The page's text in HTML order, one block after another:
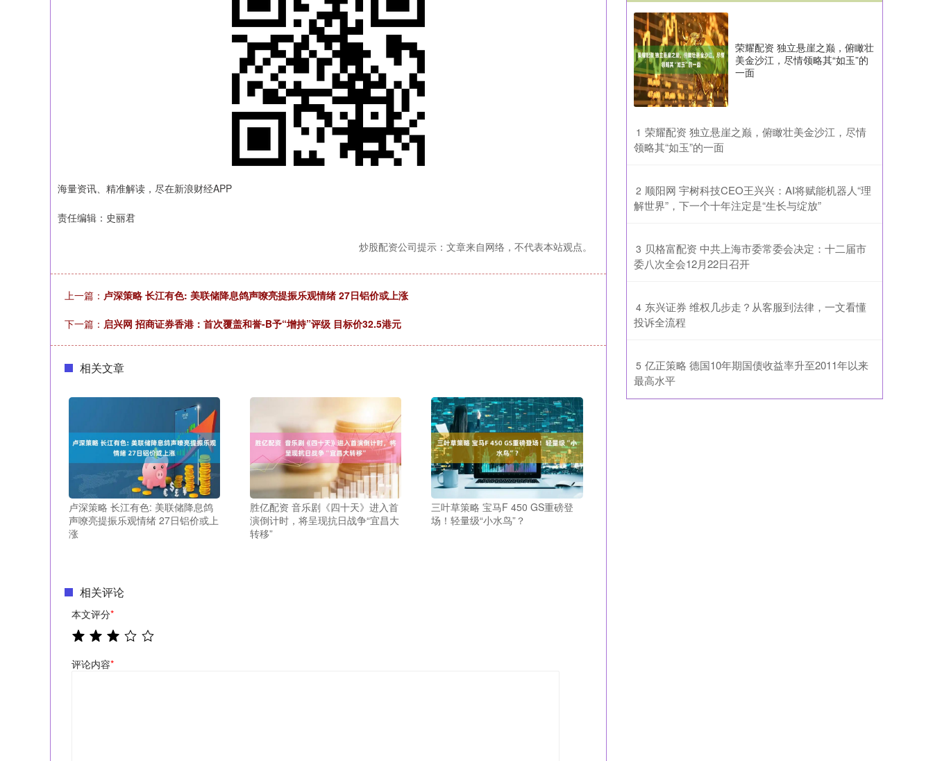
海量资讯、精准解读，尽在新浪财经APP
责任编辑：史丽君
炒股配资公司提示：文章来自网络，不代表本站观点。
上一篇： 卢深策略 长江有色: 美联储降息鸽声嘹亮提振乐观情绪 27日铝价或上涨
下一篇： 启兴网 招商证券香港：首次覆盖和誉-B予“增持”评级 目标价32.5港元
相关文章
卢深策略 长江有色: 美联储降息鸽
声嘹亮提振乐观情绪 27日铝价或上
涨
胜亿配资 音乐剧《四十天》进入首
演倒计时，将呈现抗日战争“宜昌大
转移”
三叶草策略 宝马F 450 GS重磅登
场！轻量级“小水鸟”？
相关评论
本文评分*
评论内容*
荣耀配资 独立悬崖之巅，俯瞰壮
美金沙江，尽情领略其“如玉”的
一面
1 ​荣耀配资 独立悬崖之巅，俯瞰壮美金沙江，尽情
领略其“如玉”的一面
2 ​顺阳网 宇树科技CEO王兴兴：AI将赋能机器人“理
解世界”，下一个十年注定是“生长与绽放”
3 ​贝格富配资 中共上海市委常委会决定：十二届市
委八次全会12月22日召开
4 ​东兴证券 维权几步走？从客服到法律，一文看懂
投诉全流程
5 ​亿正策略 德国10年期国债收益率升至2011年以来
最高水平